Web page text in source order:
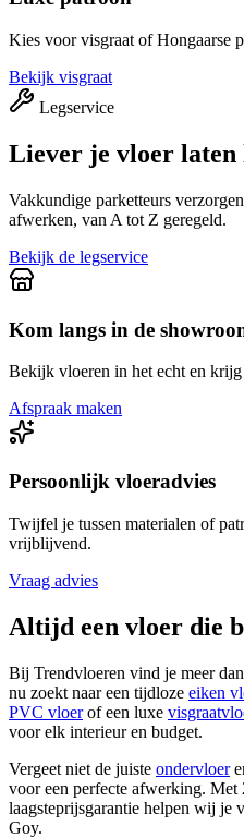
Kies voor visgraat of Hongaarse
Bekijk visgraat
Legservice
Liever je vloer laten
Vakkundige parketteurs
afwerken, van A tot Z geregeld.
Bekijk de legservice
Kom langs in de
Bekijk vloeren in het echt en
Afspraak maken
Persoonlijk vloeradvies
Twijfel je tussen materialen of
vrijblijvend.
Vraag advies
Altijd een vloer die
Bij Trendvloeren vind je meer
nu zoekt naar een tijdloze eiken
PVC vloer of een luxe
voor elk interieur en budget.
Vergeet niet de juiste ondervloer
voor een perfecte afwerking. Met
laagsteprijsgarantie helpen wij
Goy.